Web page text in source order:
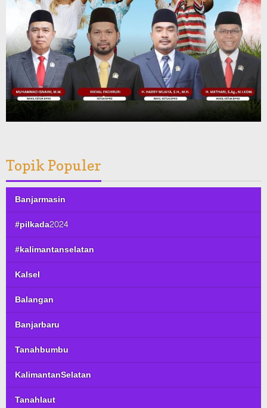
Topik Populer
Banjarmasin
#pilkada2024
#kalimantanselatan
Kalsel
Balangan
Banjarbaru
Tanahbumbu
KalimantanSelatan
Tanahlaut